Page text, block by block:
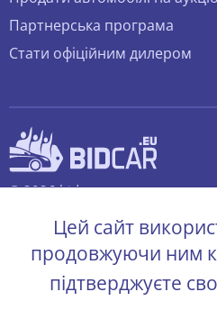
Партнерська програма
Стати офіційним дилером
© 2026 bidcar.eu
Цей сайт
продовжуючи ним
підтверджуєте